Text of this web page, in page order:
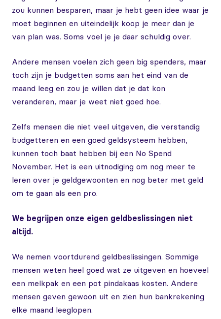
zou kunnen besparen, maar je hebt geen idee waar je
moet beginnen en uiteindelijk koop je meer dan je
van plan was. Soms voel je je daar schuldig over.
Andere mensen voelen zich geen big spenders, maar
toch zijn je budgetten soms aan het eind van de
maand leeg en zou je willen dat je dat kon
veranderen, maar je weet niet goed hoe.
Zelfs mensen die niet veel uitgeven, die verstandig
budgetteren en een goed geldsysteem hebben,
kunnen toch baat hebben bij een No Spend
November. Het is een uitnodiging om nog meer te
leren over je geldgewoonten en nog beter met geld
om te gaan als een pro.
We begrijpen onze eigen geldbeslissingen niet
altijd.
We nemen voortdurend geldbeslissingen. Sommige
mensen weten heel goed wat ze uitgeven en hoeveel
een melkpak en een pot pindakaas kosten. Andere
mensen geven gewoon uit en zien hun bankrekening
elke maand leeglopen.